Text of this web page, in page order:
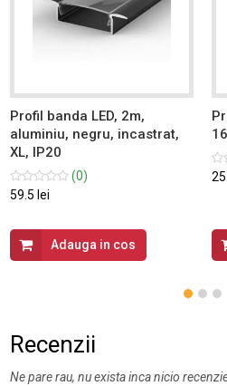
Profil banda LED, 2m,
aluminiu, negru, incastrat,
XL, IP20
(0)
59.5 lei
Adauga in cos
Recenzii
Ne pare rau, nu exista inca nicio